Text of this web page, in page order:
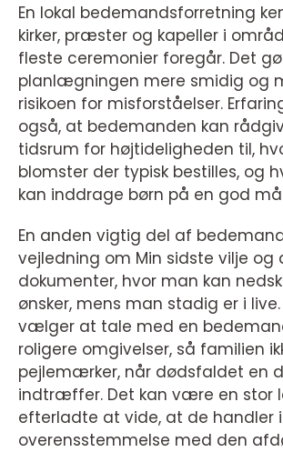
En lokal bedemandsforretning
kirker, præster og kapeller i
fleste ceremonier foregår. Det
planlægningen mere smidig og
risikoen for misforståelser.
også, at bedemanden kan
tidsrum for højtideligheden til,
blomster der typisk bestilles, og
kan inddrage børn på en god
En anden vigtig del af
vejledning om Min sidste vilje og
dokumenter, hvor man kan
ønsker, mens man stadig er i
vælger at tale med en
roligere omgivelser, så familien
pejlemærker, når dødsfaldet en
indtræffer. Det kan være en stor
efterladte at vide, at de handler i
overensstemmelse med den